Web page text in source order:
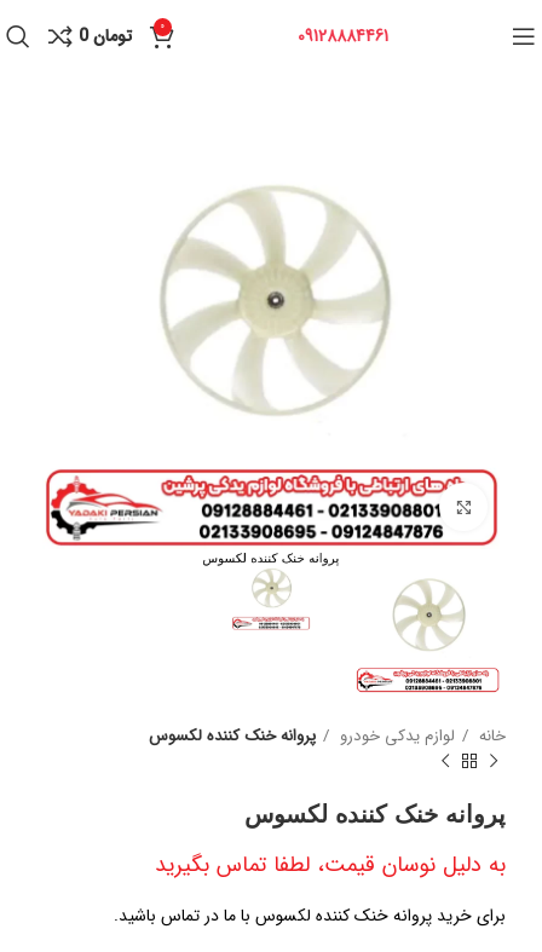
09128884461
0 تومان0
برای بزرگنمایی کلیک کنید
خانه لوازم یدکی خودرو پروانه خنک کننده لکسوس
پروانه خنک کننده لکسوس
به دلیل نوسان قیمت، لطفا تماس بگیرید
برای خرید پروانه خنک کننده لکسوس با ما در تماس باشید.